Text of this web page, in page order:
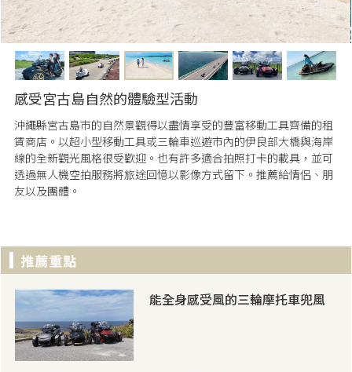
感受宮古島自然的體驗型活動
沖繩縣宮古島市的自然景觀得以盡情享受的豐富移動工具齊備的租
賃商店。以超小型移動工具或三輪車巡遊市內的伊良部大橋與海岸
線的全新觀光風格很受歡迎。也有許多適合拍照打卡的載具，並可
透過無人機空拍服務將旅途回憶以影像方式留下。推薦給情侶、朋
友以及團體。
能全身感受風的三輪摩托車兜風